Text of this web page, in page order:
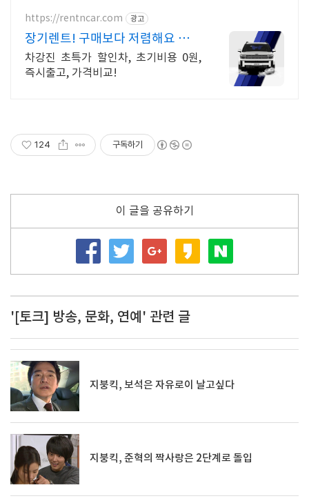
https://rentncar.com 광고
장기렌트! 구매보다 저렴해요 특판
할인! 빠른출고!
차강진 초특가 할인차, 초기비용 0원,
즉시출고, 가격비교!
124 구독하기
이 글을 공유하기
'[토크] 방송, 문화, 연예' 관련 글
지붕킥, 보석은 자유로이 날고싶다
지붕킥, 준혁의 짝사랑은 2단계로 돌입